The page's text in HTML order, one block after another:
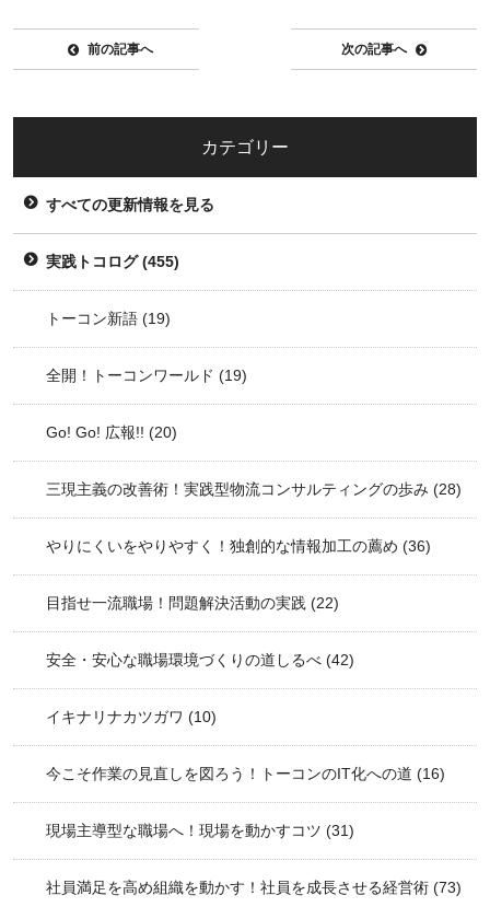
前の記事へ 次の記事へ
カテゴリー
すべての更新情報を見る
実践トコログ(455)
トーコン新語 (19)
全開！トーコンワールド (19)
Go! Go! 広報!! (20)
三現主義の改善術！実践型物流コンサルティングの歩み (28)
やりにくいをやりやすく！独創的な情報加工の薦め (36)
目指せ一流職場！問題解決活動の実践 (22)
安全・安心な職場環境づくりの道しるべ (42)
イキナリナカツガワ (10)
今こそ作業の見直しを図ろう！トーコンのIT化への道 (16)
現場主導型な職場へ！現場を動かすコツ (31)
社員満足を高め組織を動かす！社員を成長させる経営術 (73)